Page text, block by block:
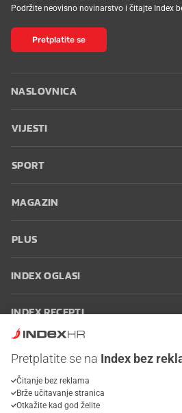
Podržite neovisno novinarstvo i čitajte Index
Pretplatite se
NASLOVNICA
VIJESTI
SPORT
MAGAZIN
PLUS
INDEX OGLASI
INDEX RECEPTI
Oglašavanje Zaposli se na Indexu
korištenja
Postavke kolačića
Pretplatite se na Index bez
Čitanje bez reklama
Brže učitavanje stranica
Otkažite kad god želite